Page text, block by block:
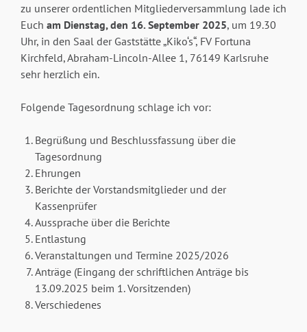
zu unserer ordentlichen Mitgliederversammlung lade ich
Euch am Dienstag, den 16. September 2025, um 19.30
Uhr, in den Saal der Gaststätte „Kiko‘s“, FV Fortuna
Kirchfeld, Abraham-Lincoln-Allee 1, 76149 Karlsruhe
sehr herzlich ein.
Folgende Tagesordnung schlage ich vor:
Begrüßung und Beschlussfassung über die
Tagesordnung
Ehrungen
Berichte der Vorstandsmitglieder und der
Kassenprüfer
Aussprache über die Berichte
Entlastung
Veranstaltungen und Termine 2025/2026
Anträge (Eingang der schriftlichen Anträge bis
13.09.2025 beim 1. Vorsitzenden)
Verschiedenes